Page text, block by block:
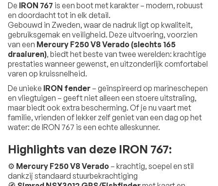
De IRON 767 is een boot met karakter – modern, robuust
en doordacht tot in elk detail.
Gebouwd in Zweden, waar de nadruk ligt op kwaliteit,
gebruiksgemak en veiligheid. Deze uitvoering, voorzien
van een Mercury F250 V8 Verado (slechts 165
draaiuren), biedt het beste van twee werelden: krachtige
prestaties wanneer gewenst, en uitzonderlijk comfortabel
varen op kruissnelheid.
De unieke IRON fender– geïnspireerd op marineschepen
en vliegtuigen – geeft niet alleen een stoere uitstraling,
maar biedt ook extra bescherming. Of je nu vaart met
familie, vrienden of lekker zelf geniet van een dag op het
water: de IRON 767 is een echte alleskunner.
Highlights van deze IRON 767:
⚙️ Mercury F250 V8 Verado– krachtig, soepel en stil
dankzij standaard stuurbekrachtiging